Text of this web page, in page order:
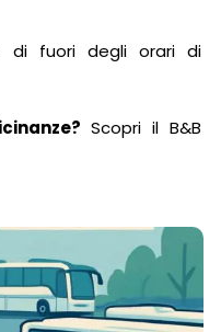
di fuori degli orari di
Scopri il B&B